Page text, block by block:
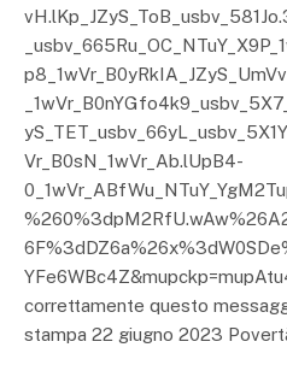
Vr_B0sN_1wVr_Ab.lUpB4-
correttamente questo
stampa 22 giugno 2023